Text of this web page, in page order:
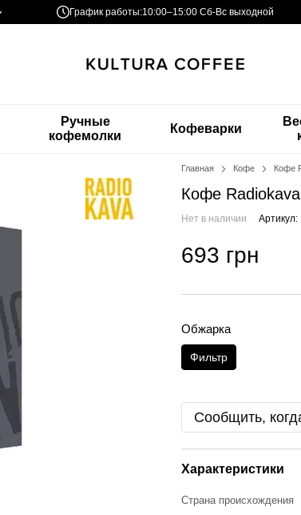
График работы:10:00–15:00 Сб-Вс выходной
Ручные
кофемолки
Кофеварки
Главная Кофе Кофе
Кофе
Нет в наличии
693 грн
Обжарка
Фильтр
Сообщить,
Характеристики
Страна происхождения